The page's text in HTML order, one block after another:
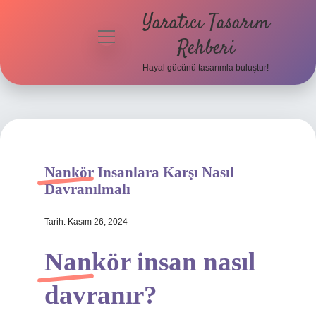
Hakkımızda
menüyü
Yaratıcı Tasarım
Rehberi
Hayal gücünü tasarımla buluştur!
Nankör Insanlara Karşı Nasıl
Davranılmalı
Tarih: Kasım 26, 2024
Nankör insan nasıl
davranır?